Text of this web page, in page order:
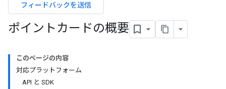
フィードバックを送信
ポイントカードの概要
このページの内容
対応プラットフォーム
API と SDK